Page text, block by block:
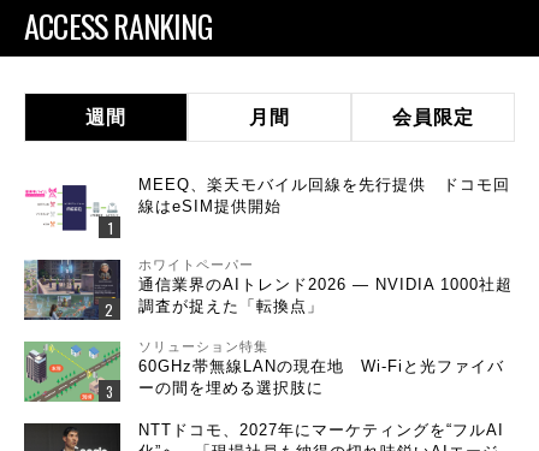
ACCESS RANKING
週間 月間 会員限定
MEEQ、楽天モバイル回線を先行提供 ドコモ回
線はeSIM提供開始
ホワイトペーパー
通信業界のAIトレンド2026 ― NVIDIA 1000社超
調査が捉えた「転換点」
ソリューション特集
60GHz帯無線LANの現在地 Wi-Fiと光ファイバ
ーの間を埋める選択肢に
NTTドコモ、2027年にマーケティングを“フルAI